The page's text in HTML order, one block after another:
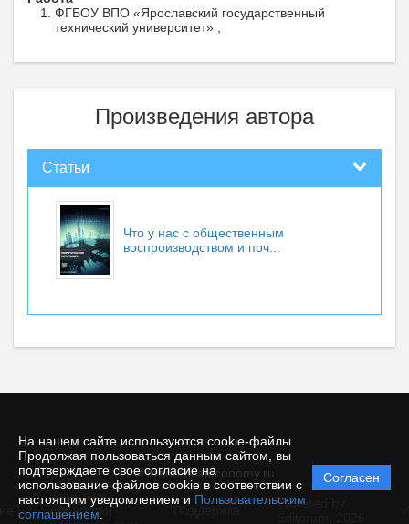
На нашем сайте используются cookie-файлы.
Продолжая пользоваться данным сайтом, вы
подтверждаете свое согласие на
использование файлов cookie в соответствии с
настоящим уведомлением и Пользовательским
соглашением
Согласен
ФГБОУ ВПО «Ярославский государственный
технический университет» ,
Произведения автора
Статьи
Что у нас с общественным
воспроизводством и поч...
© theoreticaleconomy.ru
Политика
защиты и
обработки
Powered by